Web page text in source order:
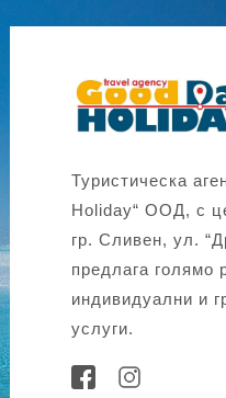
Туристическа
Holiday“ ООД, с
гр. Сливен, ул.
предлага голямо
индивидуални и
услуги.